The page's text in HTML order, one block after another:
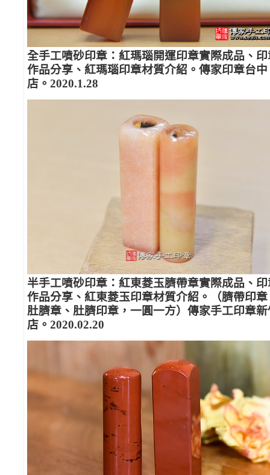
全手工噴砂印章：紅瑪瑙開運印章實際成品、印
作品分享、紅瑪瑙印章材質介紹。傳家印章台中
店。2020.1.28
半手工噴砂印章：紅東菱玉臍帶章實際成品、印
作品分享、紅東菱玉印章材質介紹。（臍帶印章
肚臍章、肚臍印章，一圓一方）傳家手工印章新
店。2020.02.20